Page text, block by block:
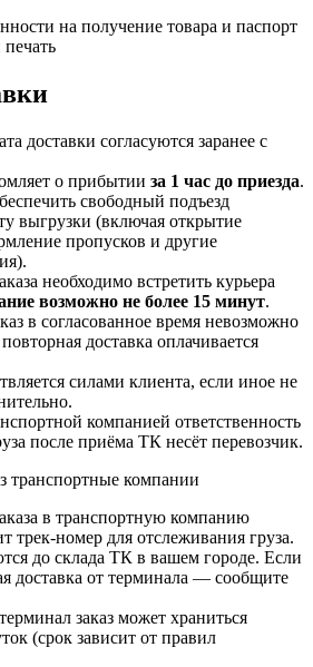
на получение товара и паспорт
доставки согласуются заранее с
о прибытии за 1 час до приезда.
свободный подъезд
выгрузки (включая открытие
пропусков и другие
необходимо встретить курьера
возможно не более 15 минут.
в согласованное время невозможно
доставка оплачивается
силами клиента, если иное не
компанией ответственность
после приёма ТК несёт перевозчик.
транспортные компании
в транспортную компанию
трек-номер для отслеживания груза.
до склада ТК в вашем городе. Если
доставка от терминала — сообщите
заказ может храниться
(срок зависит от правил